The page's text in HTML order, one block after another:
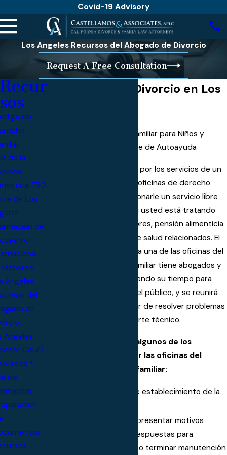
Covid-19 Advisory
Los Angeles Recursos del Abogado de Divorcio
Request A Free Consultation
Recursos Para Divorcio en Los
1. Oficinas del Derecho Familiar para Niños y
manutención del cónyuge de Autoayuda
Si usted no puede pagar por los servicios de un
, las oficinas de derecho
familiar pueden proporcionarle un servicio libre
importante para usted si usted está tratando
con el sustento de menores, pensión alimenticia
o cuestión de seguros de salud relacionados. El
personal ubicado en cada una de las oficinas del
Asistente de Derecho Familiar tiene abogados y
asistentes legales ofreciendo su tiempo para
ayudar a los miembros del público, y se reunirá
con las partes para tratar de resolver problemas
relacionados con el soporte técnico.
Aquí está una lista de algunos de los
servicios prestados por las oficinas del
asistente de derecho familiar:
Explicar el proceso de establecimiento de la
Preparar la orden de presentar motivos
justificativos (OSC), respuestas para
establecer, modificar o terminar manutención
Recur
sos
de
de la
TRO
de Los
de
Angeles
del
de
Angeles
Court
*
de